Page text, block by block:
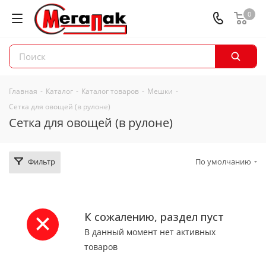
0
Главная - Каталог - Каталог товаров - Мешки -
Сетка для овощей (в рулоне)
Сетка для овощей (в рулоне)
Фильтр По умолчанию
К сожалению, раздел пуст
В данный момент нет активных
товаров